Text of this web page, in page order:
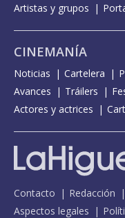
Artistas y grupos
CINEMANÍA
Noticias Cartelera
Avances
Tráilers
Actores y actrices
Contacto Redacción
Aspectos legales